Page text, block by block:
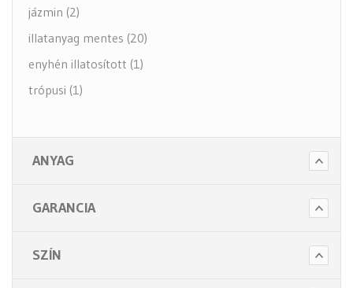
jázmin (2)
illatanyag mentes (20)
enyhén illatosított (1)
trópusi (1)
ANYAG
GARANCIA
SZÍN